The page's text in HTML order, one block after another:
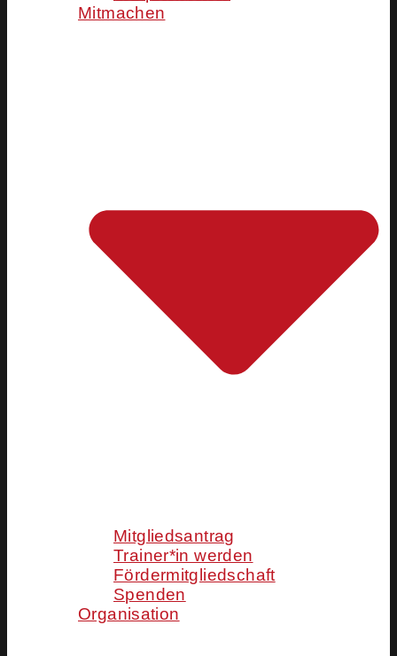
Mitmachen
Mitgliedsantrag
Trainer*in werden
Fördermitgliedschaft
Spenden
Organisation